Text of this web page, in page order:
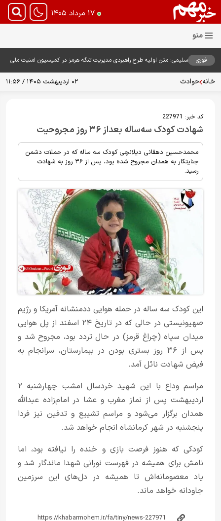
۱۷ مرداد ۱۴۰۵
فوری
سلیمی: متن اولیه طرح راهبردی مدیریت تنگه هرمز در کمیسیون امنیت ملی
خانه حوادث ۰۲ اردیبهشت ۱۴۰۵ / ۱۱:۵۶
کد خبر: 227971
شهادت کودک سه‌ساله بعداز ۳۶ روز مجروحیت
محمدحسین دهقانی دیلانچی کودک سه ساله که در حملات دشمن
جنایتکار به همدان مجروح شده بود، پس از ۳۶ روز به شهادت
رسید.
این کودک سه ساله در حمله هوایی ددمنشانه آمریکا و رژیم
صهیونیستی در حالی که در تاریخ ۲۴ اسفند از پل هوایی
میدان سپاه (چراغ قرمز) در حال تردد بود، مجروح شد و
پس از ۳۶ روز بستری بودن در بیمارستان، سرانجام به
فیض شهادت نائل آمد.
مراسم وداع با این شهید خردسال امشب چهارشنبه ۲
اردیبهشت پس از نماز مغرب و عشا در امام‌زاده عبدالله
همدان برگزار می‌شود و مراسم تشییع و تدفین نیز فردا
پنجشنبه در شهر کرمانشاه انجام خواهد شد.
کودکی که هنوز فرصت بازی و خنده را نیافته بود، اما
نامش برای همیشه در فهرست نورانی شهدا ماندگار شد و
یاد معصومانه‌اش تا همیشه در دل‌های این سرزمین
جاودانه خواهد ماند.